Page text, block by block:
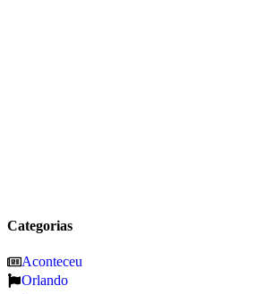
Categorias
Aconteceu
Orlando